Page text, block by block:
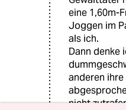
eine 1,60m-
Joggen im
als ich.
Dann denke
anderen
nicht